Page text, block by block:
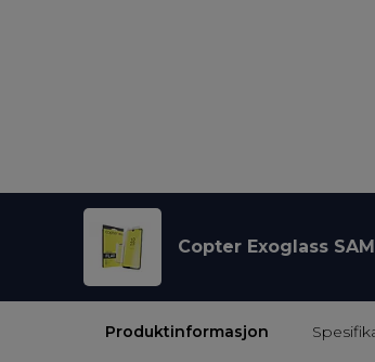
Copter Exoglass
Produktinformasjon